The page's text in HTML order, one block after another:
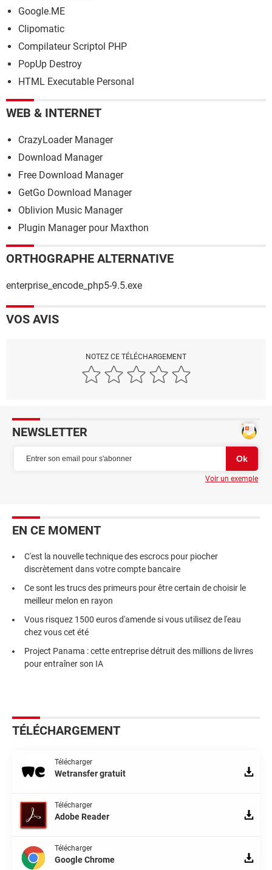
Google.ME
Clipomatic
Compilateur Scriptol PHP
PopUp Destroy
HTML Executable Personal
WEB & INTERNET
CrazyLoader Manager
Download Manager
Free Download Manager
GetGo Download Manager
Oblivion Music Manager
Plugin Manager pour Maxthon
ORTHOGRAPHE ALTERNATIVE
enterprise_encode_php5-9.5.exe
VOS AVIS
NOTEZ CE TÉLÉCHARGEMENT
NEWSLETTER
Voir un exemple
EN CE MOMENT
C'est la nouvelle technique des escrocs pour piocher
discrètement dans votre compte bancaire
Ce sont les trucs des primeurs pour être certain de choisir le
meilleur melon en rayon
Vous risquez 1500 euros d'amende si vous utilisez de l'eau
chez vous cet été
Project Panama : cette entreprise détruit des millions de livres
pour entraîner son IA
TÉLÉCHARGEMENT
Télécharger
Wetransfer gratuit
Télécharger
Adobe Reader
Télécharger
Google Chrome